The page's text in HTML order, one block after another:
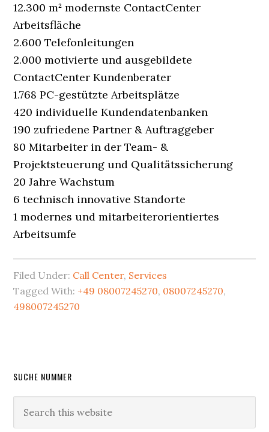
12.300 m² modernste ContactCenter
Arbeitsfläche
2.600 Telefonleitungen
2.000 motivierte und ausgebildete
ContactCenter Kundenberater
1.768 PC-gestützte Arbeitsplätze
420 individuelle Kundendatenbanken
190 zufriedene Partner & Auftraggeber
80 Mitarbeiter in der Team- &
Projektsteuerung und Qualitätssicherung
20 Jahre Wachstum
6 technisch innovative Standorte
1 modernes und mitarbeiterorientiertes
Arbeitsumfe
Filed Under: Call Center, Services
Tagged With: +49 08007245270, 08007245270,
498007245270
Primary
Sidebar
SUCHE NUMMER
this